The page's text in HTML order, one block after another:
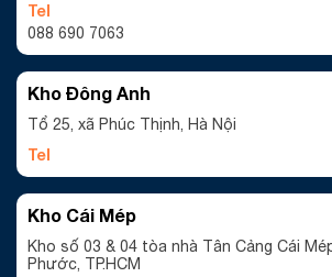
Tel
088 690 7063
Kho Đông Anh
Tổ 25, xã Phúc Thịnh, Hà Nội
Tel
Kho Cái Mép
Kho số 03 & 04 tòa nhà Tân Cảng Cái
Phước, TP.HCM